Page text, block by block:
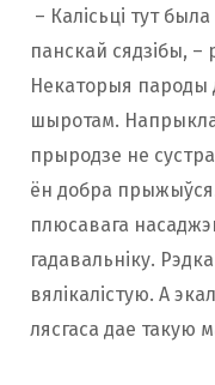
– Калісьці тут
панскай сядзібы, –
Некаторыя пароды
шыротам.
прыродзе не
ён добра
плюсавага
гадавальніку.
вялікалістую. А
лясгаса дае такую